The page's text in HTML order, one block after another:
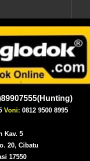
Voni: 0812 9500 8995
Kav. 5
20, Cibatu
17550